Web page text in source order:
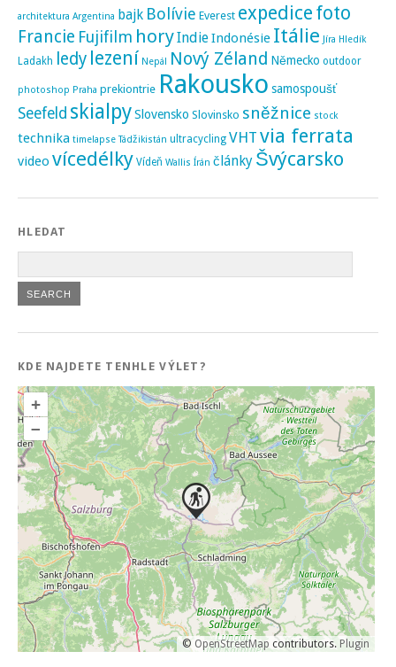
architektura Argentina bajk Bolívie Everest expedice foto
Francie Fujifilm horyIndieIndonésie Itálie Jíra Hledík
Ladakh ledy lezení Nepál Nový Zéland Německo outdoor
photoshop Praha prekiontrie Rakousko samospoušť
Seefeld skialpySlovensko Slovinsko sněžnice stock
technika timelapse Tádžikistán ultracycling VHT via ferrata
video vícedélky Vídeň Wallis Írán články Švýcarsko
HLEDAT
KDE NAJDETE TENHLE VÝLET?
+
–
© OpenStreetMap contributors.Plugin